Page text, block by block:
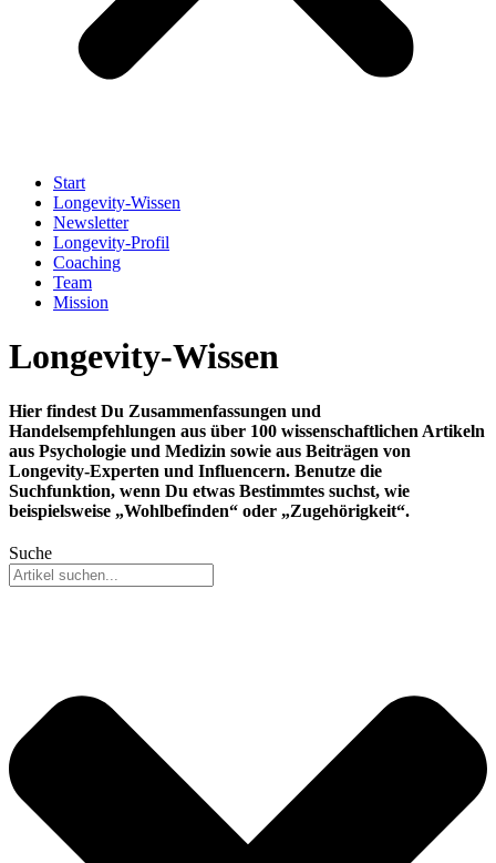
Start
Longevity-Wissen
Newsletter
Longevity-Profil
Coaching
Team
Mission
Longevity-Wissen
Hier findest Du Zusammenfassungen und
Handelsempfehlungen aus über 100 wissenschaftlichen Artikeln
aus Psychologie und Medizin sowie aus Beiträgen von
Longevity-Experten und Influencern. Benutze die
Suchfunktion, wenn Du etwas Bestimmtes suchst, wie
beispielsweise „Wohlbefinden“ oder „Zugehörigkeit“.
Suche